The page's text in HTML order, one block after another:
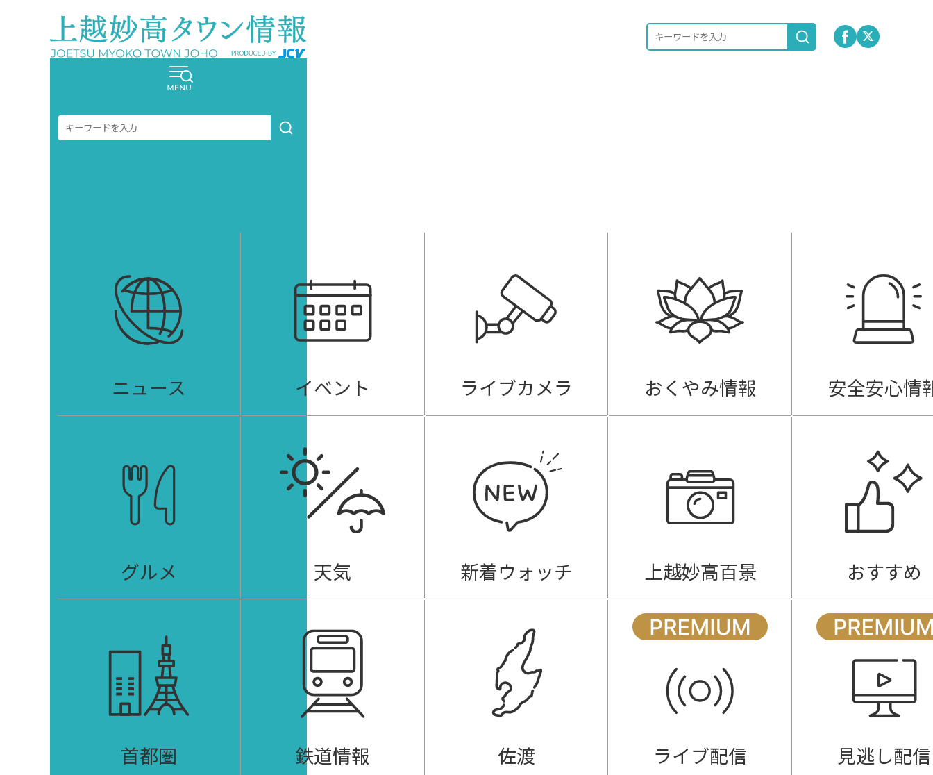
ニュース イベント ライブカメラ おくやみ情報 安全安心情
グルメ 天気 新着ウォッチ 上越妙高百景 おすすめ
首都圏 鉄道情報 佐渡 ライブ配信 見逃し配信